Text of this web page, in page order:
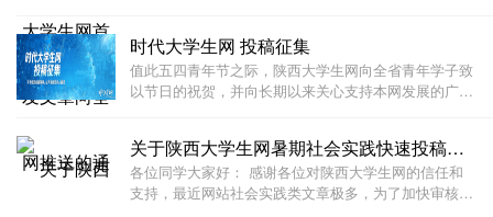
时代大学生网 投稿征集
值此五四青年节之际，陕西大学生网向全省青年学子致
以节日的祝贺，并向长期以来关心支持本网发展的广大
与下，我们： 累计发布校园原创内容1.2万篇 开展青关于陕西大学生网暑期社会实践快速投稿通道开启的公告
各位同学大家好： 感谢各位对陕西大学生网的信任和
支持，最近网站社会实践类文章极多，为了加快审核速